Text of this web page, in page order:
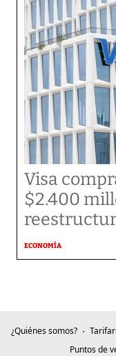
Visa
$2.400
ECONOMÍA
¿Quiénes somos?
Puntos de